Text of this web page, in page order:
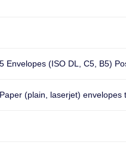
Envelopes (ISO DL, C5, B5)
Paper (plain, laserjet)